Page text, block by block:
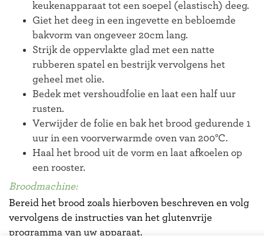
keukenapparaat tot een soepel (elastisch) deeg.
Giet het deeg in een ingevette en bebloemde
bakvorm van ongeveer 20cm lang.
Strijk de oppervlakte glad met een natte
rubberen spatel en bestrijk vervolgens het
geheel met olie.
Bedek met vershoudfolie en laat een half uur
rusten.
Verwijder de folie en bak het brood gedurende 1
uur in een voorverwarmde oven van 200°C.
Haal het brood uit de vorm en laat afkoelen op
een rooster.
Broodmachine:
Bereid het brood zoals hierboven beschreven en volg
vervolgens de instructies van het glutenvrije
programma van uw apparaat.